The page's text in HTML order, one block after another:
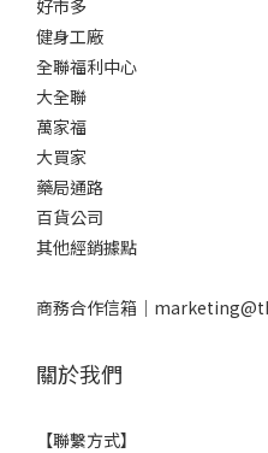
好市多
健身工廠
全聯福利中心
大全聯
萬家福
大買家
藥局通路
百貨公司
其他經銷據點
商務合作信箱｜
關於我們
【聯繫方式】